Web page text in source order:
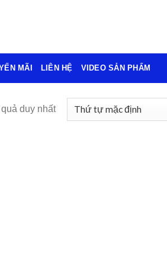
MÃI LIÊN HỆ VIDEO SẢN PHẨM
duy nhất